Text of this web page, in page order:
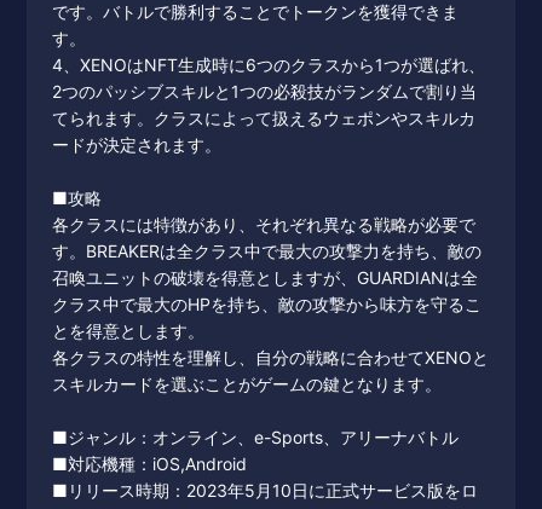
です。バトルで勝利することでトークンを獲得できま
す。
4、XENOはNFT生成時に6つのクラスから1つが選ばれ、
2つのパッシブスキルと1つの必殺技がランダムで割り当
てられます。クラスによって扱えるウェポンやスキルカ
ードが決定されます。
■攻略
各クラスには特徴があり、それぞれ異なる戦略が必要で
す。BREAKERは全クラス中で最大の攻撃力を持ち、敵の
召喚ユニットの破壊を得意としますが、GUARDIANは全
クラス中で最大のHPを持ち、敵の攻撃から味方を守るこ
とを得意とします。
各クラスの特性を理解し、自分の戦略に合わせてXENOと
スキルカードを選ぶことがゲームの鍵となります。
■ジャンル：オンライン、e-Sports、アリーナバトル
■対応機種：iOS,Android
■リリース時期：2023年5月10日に正式サービス版をロ